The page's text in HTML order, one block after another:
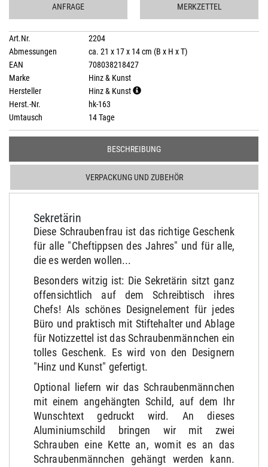
ANFRAGE MERKZETTEL
Art.Nr.
2204
Abmessungen
ca. 21 x 17 x 14 cm (B x H x T)
EAN
708038218427
Marke
Hinz & Kunst
Hersteller
Hinz & Kunst
Herst.-Nr.
hk-163
Umtausch
14 Tage
BESCHREIBUNG
VERPACKUNG UND ZUBEHÖR
Sekretärin
Diese Schraubenfrau ist das richtige Geschenk
für alle "Cheftippsen des Jahres" und für alle,
die es werden wollen...
Besonders witzig ist: Die Sekretärin sitzt ganz
offensichtlich auf dem Schreibtisch ihres
Chefs! Als schönes Designelement für jedes
Büro und praktisch mit Stiftehalter und Ablage
für Notizzettel ist das Schraubenmännchen ein
tolles Geschenk. Es wird von den Designern
"Hinz und Kunst" gefertigt.
Optional liefern wir das Schraubenmännchen
mit einem angehängten Schild, auf dem Ihr
Wunschtext gedruckt wird. An dieses
Aluminiumschild bringen wir mit zwei
Schrauben eine Kette an, womit es an das
Schraubenmännchen gehängt werden kann.